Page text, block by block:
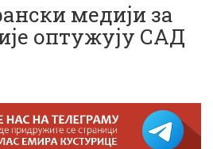
медији за
оптужују САД